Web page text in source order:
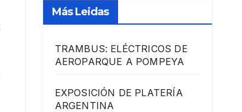
Más Leidas
TRAMBUS: ELÉCTRICOS DE
AEROPARQUE A POMPEYA
EXPOSICIÓN DE PLATERÍA
ARGENTINA